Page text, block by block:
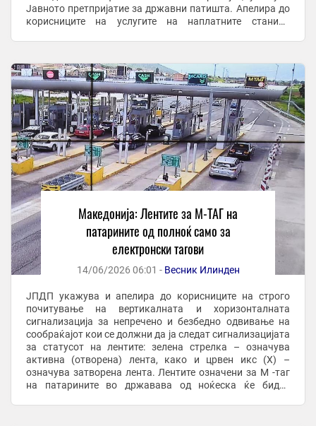
Јавното претпријатие за државни патишта. Апелира до
корисниците на услугите на наплатните станици
Македонија: Лентите за М-ТАГ на
патарините од полноќ само за
електронски тагови
14/06/2026 06:01 - Весник Илинден
ЈПДП укажува и апелира до корисниците на строго
почитување на вертикалната и хоризонталната
сигнализација за непречено и безбедно одвивање на
сообраќајот кои се должни да ја следат сигнализацијата
за статусот на лентите: зелена стрелка – означува
активна (отворена) лента, како и црвен икс (X) –
означува затворена лента. Лентите означени за M -таг
на патарините во државава од ноќеска ќе бидат